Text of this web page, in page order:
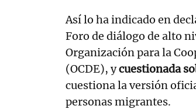
Así lo ha indicado en
Foro de diálogo de alto
Organización para la
(OCDE), ycuestionada
cuestiona la versión
personas migrantes.